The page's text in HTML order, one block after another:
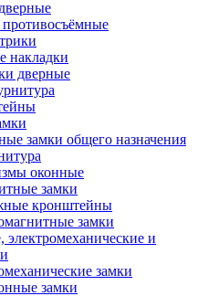
накладки
дверные
замки общего назначения
оконные
замки
кронштейны
замки
и
замки
замки